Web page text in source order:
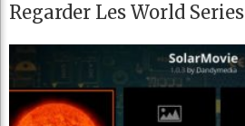
Regarder Les World Series